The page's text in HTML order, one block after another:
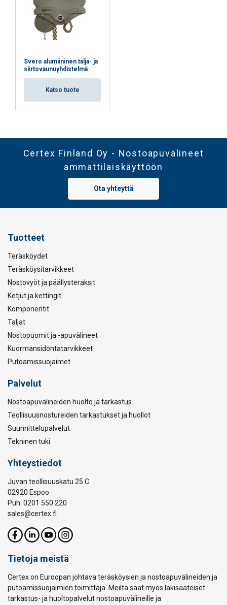
Svero alumiininen talja- ja
siirtovaunuyhdistelmä
Katso tuote
Certex Finland Oy - Nostoapuvälineet
ammattilaiskäyttöön
Ota yhteyttä
Tuotteet
Teräsköydet
Teräsköysitarvikkeet
Nostovyöt ja päällysteraksit
Ketjut ja kettingit
Komponentit
Taljat
Nostopuomit ja -apuvälineet
Kuormansidontatarvikkeet
Putoamissuojaimet
Palvelut
Nostoapuvälineiden huolto ja tarkastus
Teollisuusnostureiden tarkastukset ja huollot
Suunnittelupalvelut
Tekninen tuki
Yhteystiedot
Juvan teollisuuskatu 25 C
02920 Espoo
Puh: 0201 550 220
sales@certex.fi
Tietoja meistä
Certex on Euroopan johtava teräsköysien ja nostoapuvälineiden ja
putoamissuojaimien toimittaja. Meiltä saat myös lakisääteiset
tarkastus- ja huoltopalvelut nostoapuvälineille ja